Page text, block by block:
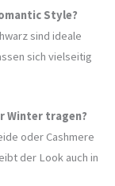
Style?
sind ideale
sich vielseitig
Winter tragen?
oder Cashmere
der Look auch in